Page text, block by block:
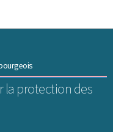
la protection des